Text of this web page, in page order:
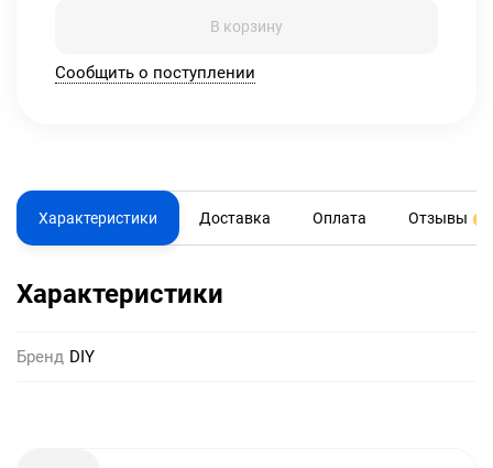
В корзину
Сообщить о поступлении
Характеристики Доставка Оплата Отзывы
Характеристики
Бренд DIY